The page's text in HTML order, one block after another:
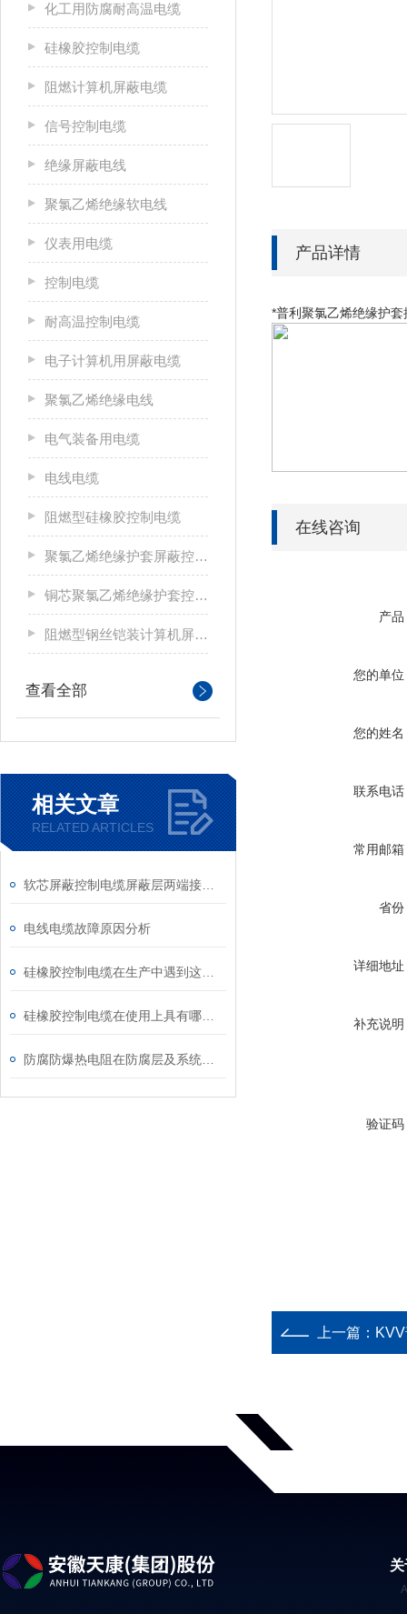
化工用防腐耐高温电缆
硅橡胶控制电缆
阻燃计算机屏蔽电缆
信号控制电缆
绝缘屏蔽电线
聚氯乙烯绝缘软电线
仪表用电缆
控制电缆
耐高温控制电缆
电子计算机用屏蔽电缆
聚氯乙烯绝缘电线
电气装备用电缆
电线电缆
阻燃型硅橡胶控制电缆
聚氯乙烯绝缘护套屏蔽控制电缆
铜芯聚氯乙烯绝缘护套控制电缆
阻燃型钢丝铠装计算机屏蔽电缆
查看全部
相关文章
RELATED ARTICLES
电线电缆故障原因分析
产品详情
*普利聚氯乙烯绝缘护
在线咨询
产品
您的单位
您的姓名
联系电话
常用邮箱
省份
详细地址
补充说明
验证码
上一篇： KVV